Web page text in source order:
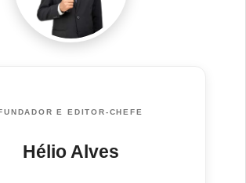
E EDITOR-CHEFE
Hélio Alves